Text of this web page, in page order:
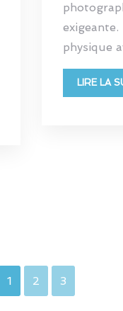
physique
LIRE LA
1 2 3